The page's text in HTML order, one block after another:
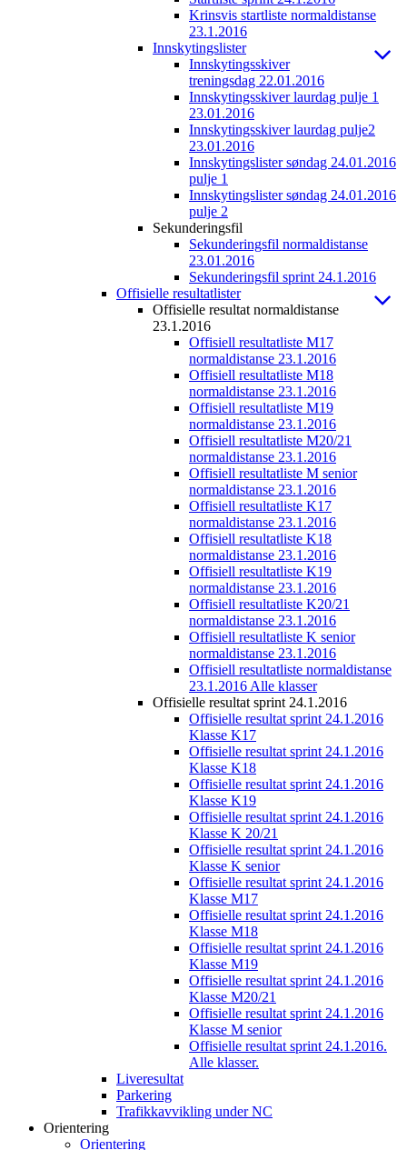
Krinsvis startliste normaldistanse
23.1.2016
Innskytingslister
Innskytingsskiver
treningsdag 22.01.2016
Innskytingsskiver laurdag pulje 1
23.01.2016
Innskytingsskiver laurdag pulje2
23.01.2016
Innskytingslister søndag 24.01.2016
pulje 1
Innskytingslister søndag 24.01.2016
pulje 2
Sekunderingsfil
Sekunderingsfil normaldistanse
23.01.2016
Sekunderingsfil sprint 24.1.2016
Offisielle resultatlister
Offisielle resultat normaldistanse
23.1.2016
Offisiell resultatliste M17
normaldistanse 23.1.2016
Offisiell resultatliste M18
normaldistanse 23.1.2016
Offisiell resultatliste M19
normaldistanse 23.1.2016
Offisiell resultatliste M20/21
normaldistanse 23.1.2016
Offisiell resultatliste M senior
normaldistanse 23.1.2016
Offisiell resultatliste K17
normaldistanse 23.1.2016
Offisiell resultatliste K18
normaldistanse 23.1.2016
Offisiell resultatliste K19
normaldistanse 23.1.2016
Offisiell resultatliste K20/21
normaldistanse 23.1.2016
Offisiell resultatliste K senior
normaldistanse 23.1.2016
Offisiell resultatliste normaldistanse
23.1.2016 Alle klasser
Offisielle resultat sprint 24.1.2016
Offisielle resultat sprint 24.1.2016
Klasse K17
Offisielle resultat sprint 24.1.2016
Klasse K18
Offisielle resultat sprint 24.1.2016
Klasse K19
Offisielle resultat sprint 24.1.2016
Klasse K 20/21
Offisielle resultat sprint 24.1.2016
Klasse K senior
Offisielle resultat sprint 24.1.2016
Klasse M17
Offisielle resultat sprint 24.1.2016
Klasse M18
Offisielle resultat sprint 24.1.2016
Klasse M19
Offisielle resultat sprint 24.1.2016
Klasse M20/21
Offisielle resultat sprint 24.1.2016
Klasse M senior
Offisielle resultat sprint 24.1.2016.
Alle klasser.
Liveresultat
Parkering
Trafikkavvikling under NC
Orientering
Orientering